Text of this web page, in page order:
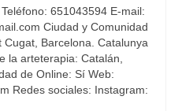
651043594 E-mail:
Ciudad y Comunidad
Barcelona. Catalunya
la arteterapia: Catalán,
de Online: Sí Web:
Redes sociales: Instagram: